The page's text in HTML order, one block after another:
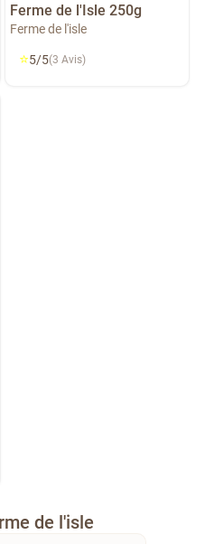
Ferme de l'Isle 250g
Ferme de l'isle
⭐5/5(3 Avis)
de l'isle